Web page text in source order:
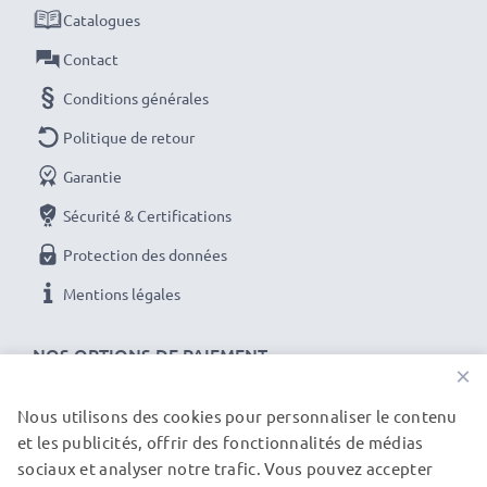
stricts pour garantir des performances élevées et
une alimentation durable. Commandez maintenant
pour une livraison rapide et une garantie de 3 ans !
NOS OPTIONS DE PAIEMENT
Catalogues
Contact
Conditions générales
Politique de retour
Garantie
Sécurité & Certifications
Protection des données
Mentions légales
NOS PARTENAIRES DE LIVRAISON
×
Nous utilisons des cookies pour personnaliser le contenu
et les publicités, offrir des fonctionnalités de médias
sociaux et analyser notre trafic. Vous pouvez accepter